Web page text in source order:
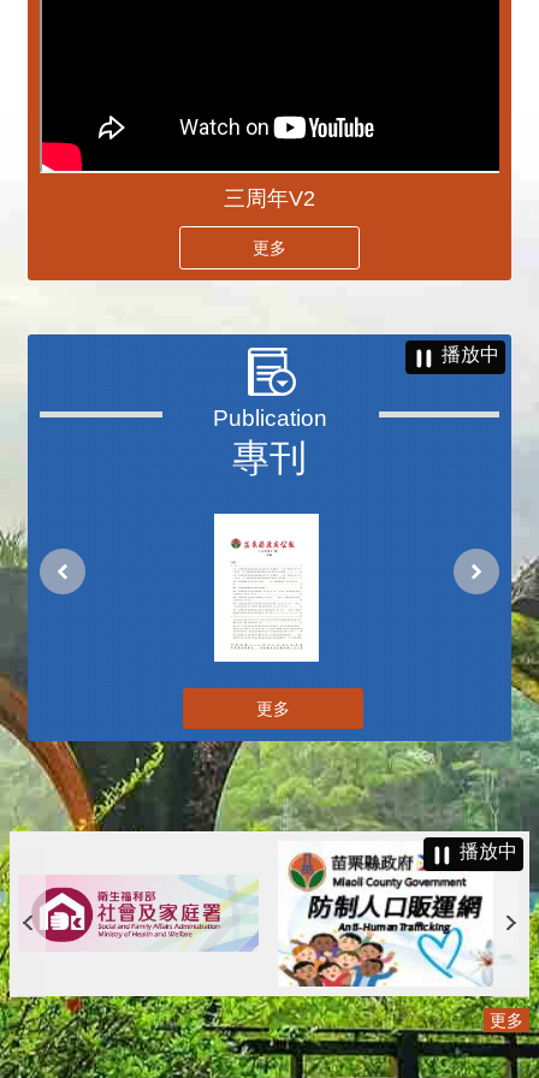
三周年V2
更多
專刊
播放中
更多
播放中
更多